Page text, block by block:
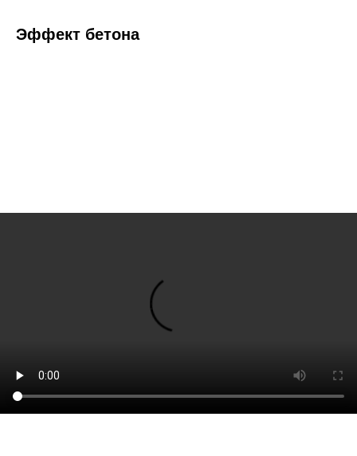
Эффект бетона